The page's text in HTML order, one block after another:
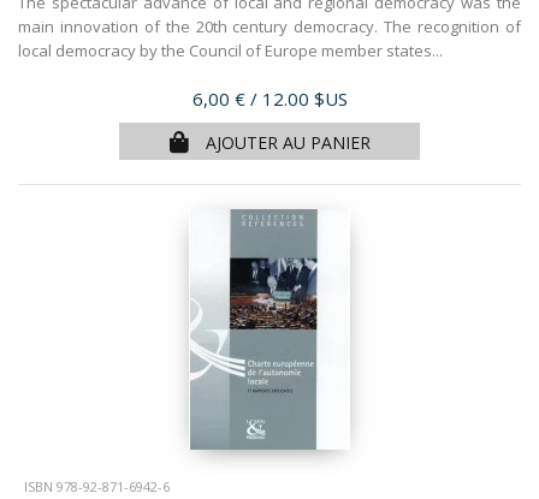
main innovation of the 20th century democracy. The recognition of
local democracy by the Council of Europe member states...
Prix
6,00 € / 12.00 $US
AJOUTER AU PANIER
ISBN 978-92-871-6942-6